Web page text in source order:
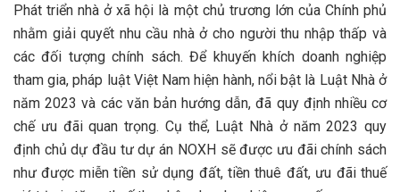
Phát triển nhà ở xã hội là một chủ trương lớn của Chính phủ
nhằm giải quyết nhu cầu nhà ở cho người thu nhập thấp và
các đối tượng chính sách. Để khuyến khích doanh nghiệp
tham gia, pháp luật Việt Nam hiện hành, nổi bật là Luật Nhà ở
năm 2023 và các văn bản hướng dẫn, đã quy định nhiều cơ
chế ưu đãi quan trọng. Cụ thể, Luật Nhà ở năm 2023 quy
định chủ dự đầu tư dự án NOXH sẽ được ưu đãi chính sách
như được miễn tiền sử dụng đất, tiền thuê đất, ưu đãi thuế